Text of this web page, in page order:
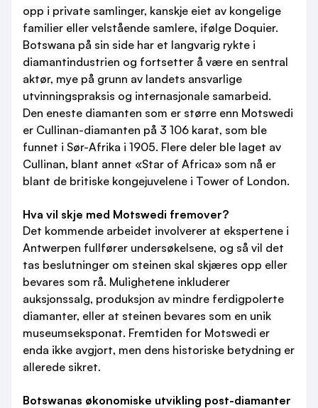
opp i private samlinger, kanskje eiet av kongelige
familier eller velstående samlere, ifølge Doquier.
Botswana på sin side har et langvarig rykte i
diamantindustrien og fortsetter å være en sentral
aktør, mye på grunn av landets ansvarlige
utvinningspraksis og internasjonale samarbeid.
Den eneste diamanten som er større enn Motswedi
er Cullinan-diamanten på 3 106 karat, som ble
funnet i Sør-Afrika i 1905. Flere deler ble laget av
Cullinan, blant annet «Star of Africa» som nå er
blant de britiske kongejuvelene i Tower of London.
Hva vil skje med Motswedi fremover?
Det kommende arbeidet involverer at ekspertene i
Antwerpen fullfører undersøkelsene, og så vil det
tas beslutninger om steinen skal skjæres opp eller
bevares som rå. Mulighetene inkluderer
auksjonssalg, produksjon av mindre ferdigpolerte
diamanter, eller at steinen bevares som en unik
museumseksponat. Fremtiden for Motswedi er
enda ikke avgjort, men dens historiske betydning er
allerede sikret.
Botswanas økonomiske utvikling post-diamanter